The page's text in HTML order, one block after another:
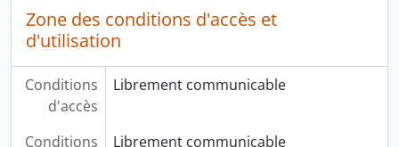
Zone des conditions d'accès et
d'utilisation
Conditions
d'accès
Librement communicable
Conditions
Librement communicable